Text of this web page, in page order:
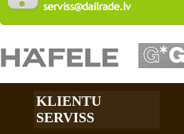
KLIENTU
SERVISS